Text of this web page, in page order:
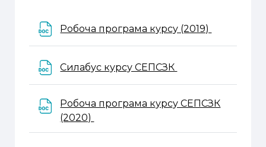
Робоча програма курсу (2019)
Силабус курсу СЕПСЗК
Робоча програма курсу СЕПСЗК
(2020)